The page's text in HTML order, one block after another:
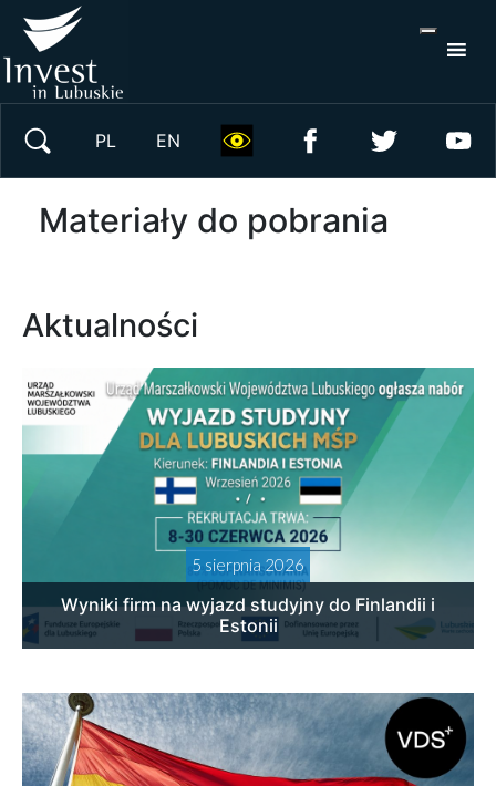
PL EN
Materiały do pobrania
Aktualności
5 sierpnia 2026
Wyniki firm na wyjazd studyjny do Finlandii i
Estonii
Wyszukaj w serwisie